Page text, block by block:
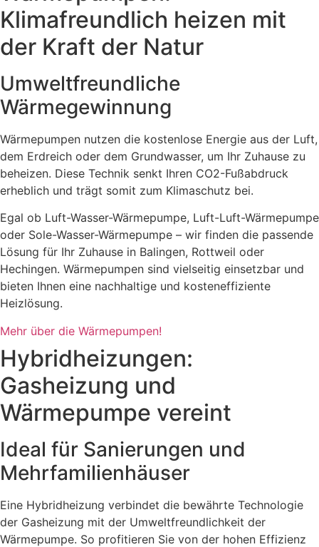
Klimafreundlich heizen mit
der Kraft der Natur
Umweltfreundliche
Wärmegewinnung
Wärmepumpen nutzen die kostenlose Energie aus der Luft,
dem Erdreich oder dem Grundwasser, um Ihr Zuhause zu
beheizen. Diese Technik senkt Ihren CO2-Fußabdruck
erheblich und trägt somit zum Klimaschutz bei.
Egal ob Luft-Wasser-Wärmepumpe, Luft-Luft-Wärmepumpe
oder Sole-Wasser-Wärmepumpe – wir finden die passende
Lösung für Ihr Zuhause in Balingen, Rottweil oder
Hechingen. Wärmepumpen sind vielseitig einsetzbar und
bieten Ihnen eine nachhaltige und kosteneffiziente
Heizlösung.
Mehr über die Wärmepumpen!
Hybridheizungen:
Gasheizung und
Wärmepumpe vereint
Ideal für Sanierungen und
Mehrfamilienhäuser
Eine Hybridheizung verbindet die bewährte Technologie
der Gasheizung mit der Umweltfreundlichkeit der
Wärmepumpe. So profitieren Sie von der hohen Effizienz